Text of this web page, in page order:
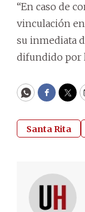
“En caso de
vinculación
su inmediata
difundido por
WhatsApp
Santa Rita